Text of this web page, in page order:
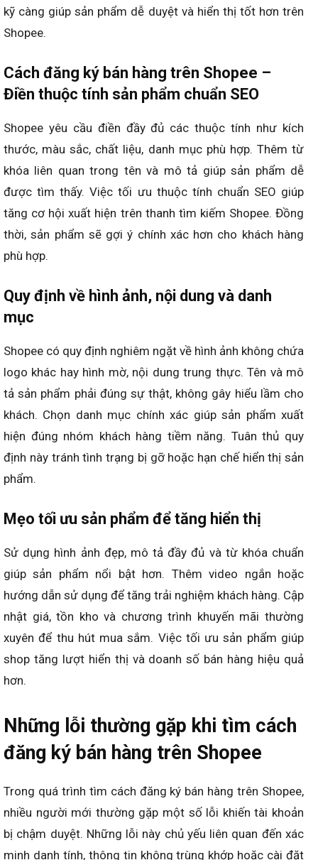
kỹ càng giúp sản phẩm dễ duyệt và hiển thị tốt hơn trên
Shopee.
Cách đăng ký bán hàng trên Shopee –
Điền thuộc tính sản phẩm chuẩn SEO
Shopee yêu cầu điền đầy đủ các thuộc tính như kích
thước, màu sắc, chất liệu, danh mục phù hợp. Thêm từ
khóa liên quan trong tên và mô tả giúp sản phẩm dễ
được tìm thấy. Việc tối ưu thuộc tính chuẩn SEO giúp
tăng cơ hội xuất hiện trên thanh tìm kiếm Shopee. Đồng
thời, sản phẩm sẽ gợi ý chính xác hơn cho khách hàng
phù hợp.
Quy định về hình ảnh, nội dung và danh
mục
Shopee có quy định nghiêm ngặt về hình ảnh không chứa
logo khác hay hình mờ, nội dung trung thực. Tên và mô
tả sản phẩm phải đúng sự thật, không gây hiểu lầm cho
khách. Chọn danh mục chính xác giúp sản phẩm xuất
hiện đúng nhóm khách hàng tiềm năng. Tuân thủ quy
định này tránh tình trạng bị gỡ hoặc hạn chế hiển thị sản
phẩm.
Mẹo tối ưu sản phẩm để tăng hiển thị
Sử dụng hình ảnh đẹp, mô tả đầy đủ và từ khóa chuẩn
giúp sản phẩm nổi bật hơn. Thêm video ngắn hoặc
hướng dẫn sử dụng để tăng trải nghiệm khách hàng. Cập
nhật giá, tồn kho và chương trình khuyến mãi thường
xuyên để thu hút mua sắm. Việc tối ưu sản phẩm giúp
shop tăng lượt hiển thị và doanh số bán hàng hiệu quả
hơn.
Những lỗi thường gặp khi tìm cách
đăng ký bán hàng trên Shopee
Trong quá trình tìm cách đăng ký bán hàng trên Shopee,
nhiều người mới thường gặp một số lỗi khiến tài khoản
bị chậm duyệt. Những lỗi này chủ yếu liên quan đến xác
minh danh tính, thông tin không trùng khớp hoặc cài đặt